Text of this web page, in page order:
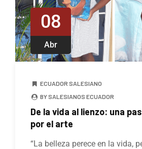
08
Abr
ECUADOR SALESIANO
BY SALESIANOS ECUADOR
De la vida al lienzo: una
por el arte
“La belleza perece en la vida,